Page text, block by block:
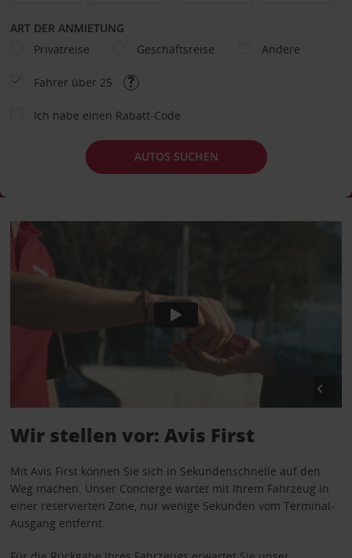
ART DER ANMIETUNG
Privatreise
Geschäftsreise Andere
Fahrer über 25
Ich habe einen Rabatt-Code
AUTOS SUCHEN
Wir stellen vor: Avis First
Mit Avis First können Sie sich in Sekundenschnelle auf den
Weg machen. Unser Concierge wartet mit Ihrem Fahrzeug in
einer reservierten Zone, nur wenige Sekunden vom Terminal-
Ausgang entfernt.